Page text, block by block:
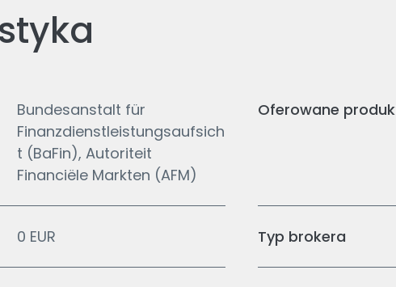
Bundesanstalt für
Finanzdienstleistungsaufsich
t (BaFin), Autoriteit
Financiële Markten (AFM)
Oferowane
0 EUR Typ brokera